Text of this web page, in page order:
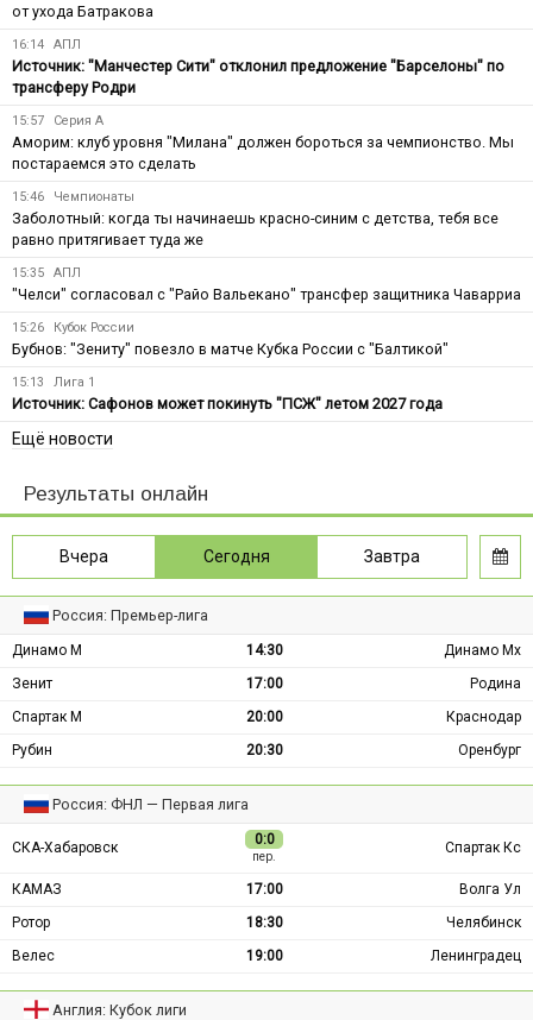
от ухода Батракова
16:14 АПЛ
Источник: "Манчестер Сити" отклонил предложение "Барселоны" по
трансферу Родри
15:57 Серия А
Аморим: клуб уровня "Милана" должен бороться за чемпионство. Мы
постараемся это сделать
15:46 Чемпионаты
Заболотный: когда ты начинаешь красно-синим с детства, тебя все
равно притягивает туда же
15:35 АПЛ
"Челси" согласовал с "Райо Вальекано" трансфер защитника Чаварриа
15:26 Кубок России
Бубнов: "Зениту" повезло в матче Кубка России с "Балтикой"
15:13 Лига 1
Источник: Сафонов может покинуть "ПСЖ" летом 2027 года
Ещё новости
Результаты онлайн
Вчера Сегодня Завтра
Россия: Премьер-лига
Динамо М 14:30
Динамо Мх
Зенит
17:00
Родина
Спартак М
20:00
Краснодар
Рубин
20:30 Оренбург
Россия: ФНЛ — Первая лига
СКА-Хабаровск 0:0
пер.
Спартак Кс
КАМАЗ 17:00
Волга Ул
Ротор
18:30
Челябинск
Велес
19:00 Ленинградец
Англия: Кубок лиги